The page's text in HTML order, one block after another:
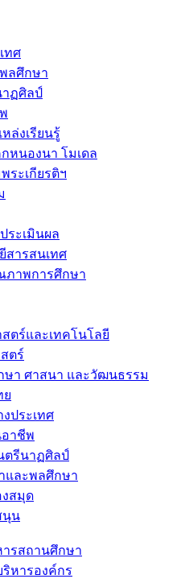
ทศ
ลศึกษา
ฏศิลป์
ล่งเรียนรู้
หนองนา โมเดล
ระเกียรติฯ
ระเมินผล
สารสนเทศ
ภาพการศึกษา
ตร์และเทคโนโลยี
ตร์
ษา ศาสนา และวัฒนธรรม
ย
ประเทศ
อาชีพ
ตรีนาฏศิลป์
และพลศึกษา
สมุด
นุน
รสถานศึกษา
ริหารองค์กร